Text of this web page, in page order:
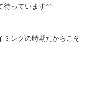
待っています^^
ミングの時期だからこそ